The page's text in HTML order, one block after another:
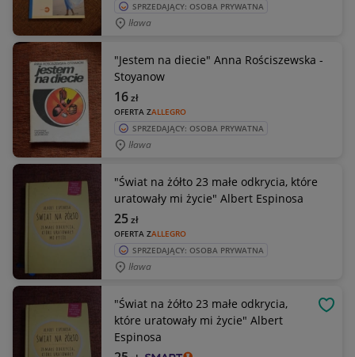
SPRZEDAJĄCY: OSOBA PRYWATNA
Iława
"Jestem na diecie" Anna Rościszewska -
Stoyanow
OFERTA ZALLEGRO
16zł
SPRZEDAJĄCY: OSOBA PRYWATNA
Iława
"Świat na żółto 23 małe odkrycia, które
uratowały mi życie" Albert Espinosa
OFERTA ZALLEGRO
25zł
SPRZEDAJĄCY: OSOBA PRYWATNA
Iława
"Świat na żółto 23 małe odkrycia,
które uratowały mi życie" Albert
Espinosa